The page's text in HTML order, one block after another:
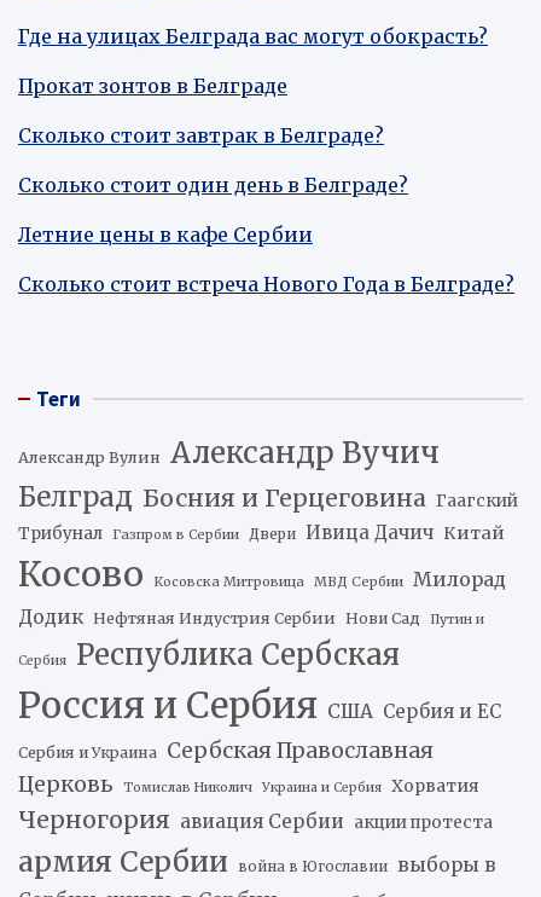
Где на улицах Белграда вас могут обокрасть?
Прокат зонтов в Белграде
Сколько стоит завтрак в Белграде?
Сколько стоит один день в Белграде?
Летние цены в кафе Сербии
Сколько стоит встреча Нового Года в Белграде?
Теги
Александр Вулин Александр Вучич
Белград Босния и Герцеговина Гаагский
Трибунал Газпром в Сербии Двери Ивица Дачич Китай
Косово Косовска Митровица МВД Сербии Милорад
Додик Нефтяная Индустрия Сербии Нови Сад Путин и
Сербия Республика Сербская
Россия и Сербия США Сербия и ЕС
Сербия и Украина Сербская Православная
Церковь
Томислав Николич Украина и Сербия Хорватия
Черногория авиация Сербии акции протеста
армия Сербии война в Югославии
выборы в